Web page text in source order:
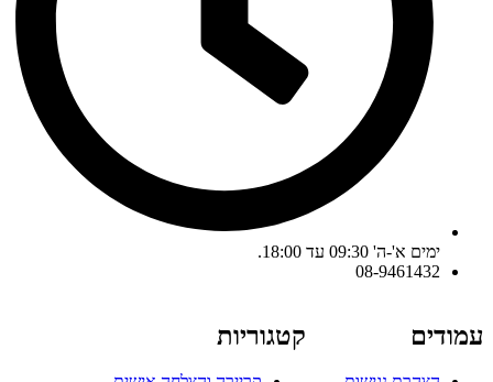
ימים א'-ה' 09:30 עד 18:00.
08-9461432
עמודים קטגוריות